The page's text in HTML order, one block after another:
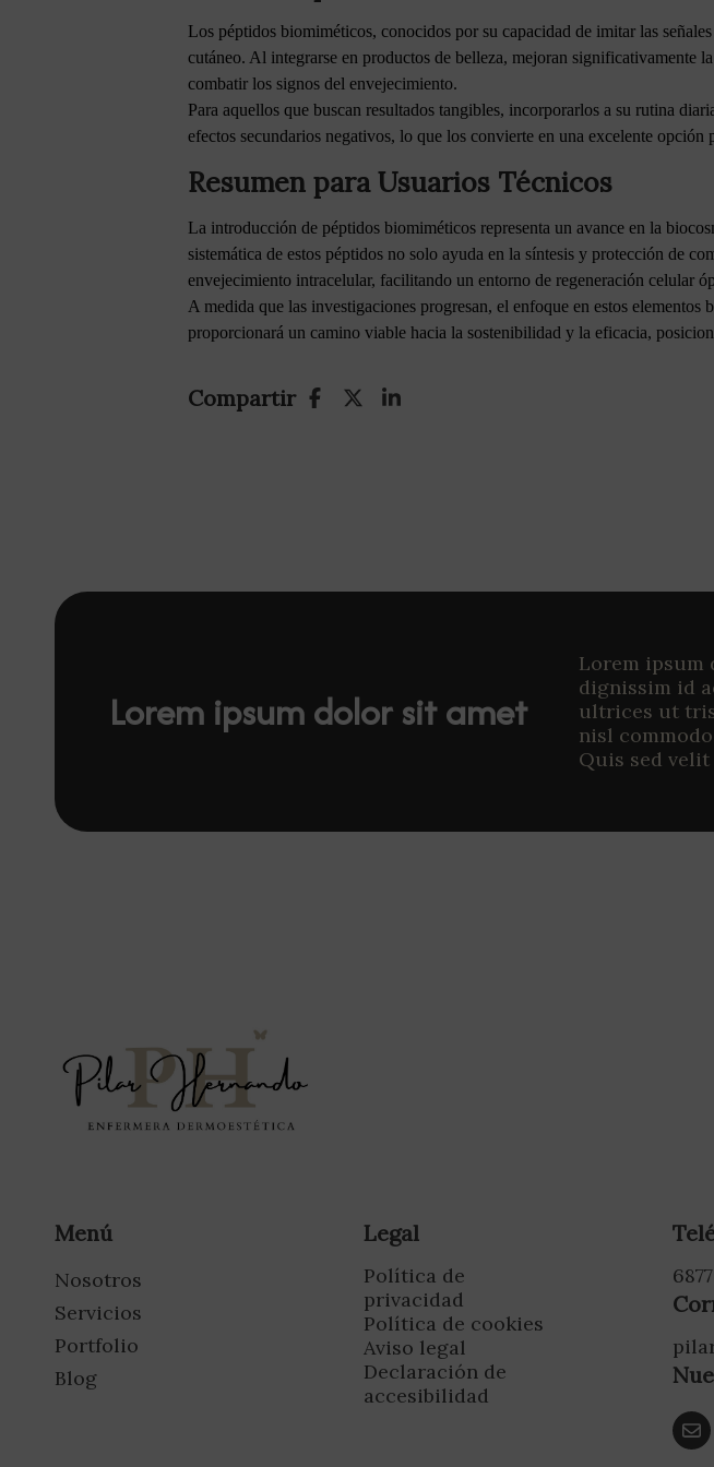
Los péptidos biomiméticos, conocidos por su capacidad de imitar las
cutáneo. Al integrarse en productos de belleza, mejoran significativamente
combatir los signos del envejecimiento.
Para aquellos que buscan resultados tangibles, incorporarlos a su rutina
efectos secundarios negativos, lo que los convierte en una excelente opción
Resumen para Usuarios Técnicos
La introducción de péptidos biomiméticos representa un avance en la
sistemática de estos péptidos no solo ayuda en la síntesis y protección de
envejecimiento intracelular, facilitando un entorno de regeneración celular
A medida que las investigaciones progresan, el enfoque en estos
proporcionará un camino viable hacia la sostenibilidad y la eficacia,
Compartir
Lorem ipsum dolor sit amet
Lorem ipsum
dignissim id
ultrices ut
nisl
Quis sed
Menú
Nosotros
Servicios
Portfolio
Blog
Legal
Política de
privacidad
Política de cookies
Aviso legal
Declaración de
accesibilidad